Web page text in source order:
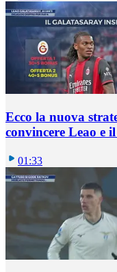
Ecco la nuova
convincere Leao e
01:33